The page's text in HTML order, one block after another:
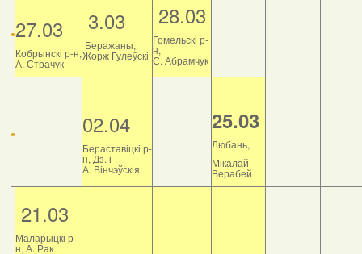
27.03
Кобрынскі р-н,
А. Страчук
3.03
Беражаны,
Жорж Гулеўскі
28.03
Гомельскі р-
н,
С. Абрамчук
02.04
Бераставіцкі р-
н, Дз. і
А. Вінчэўскія
25.03
Любань,
Мікалай
Верабей
21.03
Маларыцкі р-
н, А. Рак